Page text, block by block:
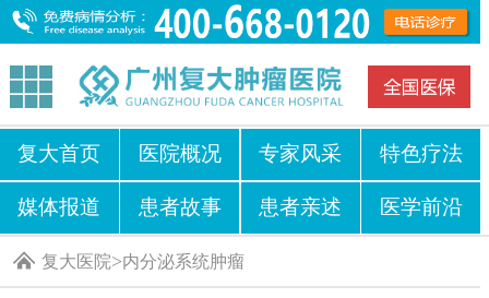
复大首页 医院概况 专家风采 特色疗法
媒体报道 患者故事 患者亲述 医学前沿
复大医院>内分泌系统肿瘤